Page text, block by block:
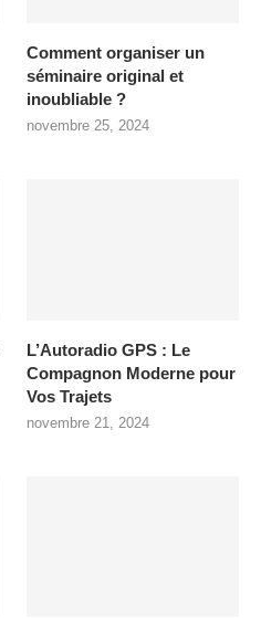
Comment organiser un
séminaire original et
inoubliable ?
novembre 25, 2024
L’Autoradio GPS : Le
Compagnon Moderne pour
Vos Trajets
novembre 21, 2024